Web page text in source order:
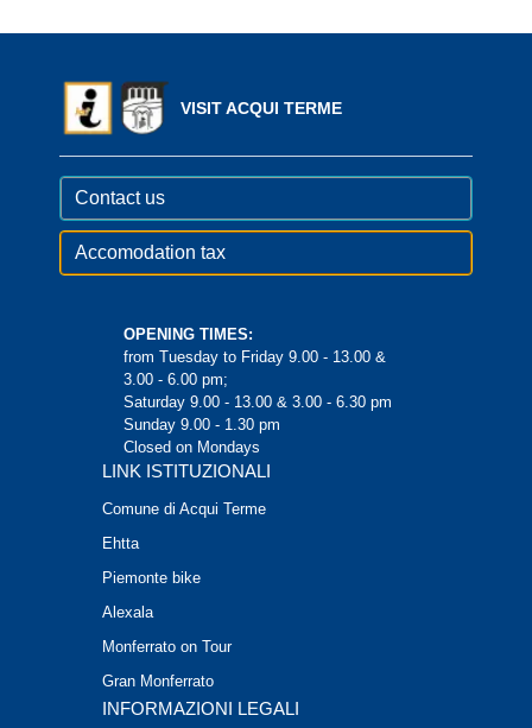
VISIT ACQUI TERME
Contact us
Accomodation tax
OPENING TIMES:
from Tuesday to Friday 9.00 - 13.00 &
3.00 - 6.00 pm;
Saturday 9.00 - 13.00 & 3.00 - 6.30 pm
Sunday 9.00 - 1.30 pm
Closed on Mondays
LINK ISTITUZIONALI
Comune di Acqui Terme
Ehtta
Piemonte bike
Alexala
Monferrato on Tour
Gran Monferrato
INFORMAZIONI LEGALI